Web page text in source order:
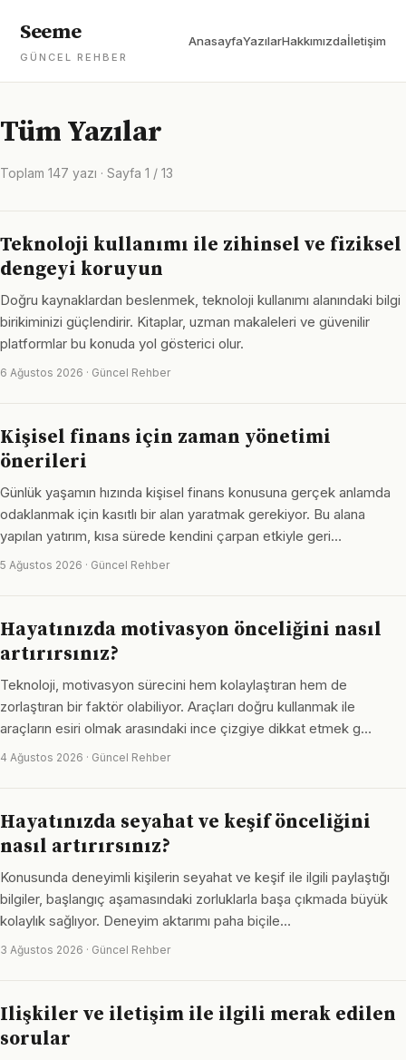
Seeme
GÜNCEL REHBER
AnasayfaYazılarHakkımızdaİletişim
Tüm Yazılar
Toplam 147 yazı · Sayfa 1 / 13
Teknoloji kullanımı ile zihinsel ve fiziksel
dengeyi koruyun
Doğru kaynaklardan beslenmek, teknoloji kullanımı alanındaki bilgi
birikiminizi güçlendirir. Kitaplar, uzman makaleleri ve güvenilir
platformlar bu konuda yol gösterici olur.
6 Ağustos 2026 · Güncel Rehber
Kişisel finans için zaman yönetimi
önerileri
Günlük yaşamın hızında kişisel finans konusuna gerçek anlamda
odaklanmak için kasıtlı bir alan yaratmak gerekiyor. Bu alana
yapılan yatırım, kısa sürede kendini çarpan etkiyle geri…
5 Ağustos 2026 · Güncel Rehber
Hayatınızda motivasyon önceliğini nasıl
artırırsınız?
Teknoloji, motivasyon sürecini hem kolaylaştıran hem de
zorlaştıran bir faktör olabiliyor. Araçları doğru kullanmak ile
araçların esiri olmak arasındaki ince çizgiye dikkat etmek g…
4 Ağustos 2026 · Güncel Rehber
Hayatınızda seyahat ve keşif önceliğini
nasıl artırırsınız?
Konusunda deneyimli kişilerin seyahat ve keşif ile ilgili paylaştığı
bilgiler, başlangıç aşamasındaki zorluklarla başa çıkmada büyük
kolaylık sağlıyor. Deneyim aktarımı paha biçile…
3 Ağustos 2026 · Güncel Rehber
Ilişkiler ve iletişim ile ilgili merak edilen
sorular